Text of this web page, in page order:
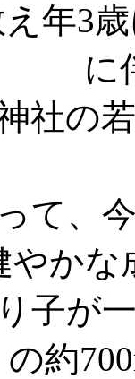
年3
に
社の
て、
やかな
子が
の約